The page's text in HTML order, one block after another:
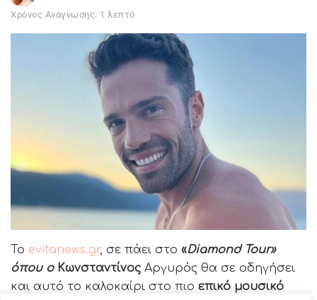
Χρόνος Ανάγνωσης: 1 λεπτό
Το evitanews.gr, σε πάει στο «Diamond Tour»
όπου οΚωνσταντίνος Αργυρός θα σε οδηγήσει
και αυτό το καλοκαίρι στο πιο επικό μουσικό